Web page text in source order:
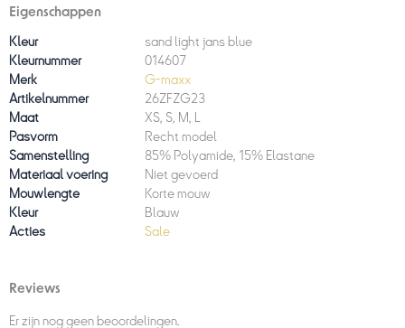
Eigenschappen
Kleur
sand light jans blue
Kleurnummer
014607
Merk
G-maxx
Artikelnummer
26ZFZG23
Maat
XS, S, M, L
Pasvorm
Recht model
Samenstelling
85% Polyamide, 15% Elastane
Materiaal voering
Niet gevoerd
Mouwlengte
Korte mouw
Kleur
Blauw
Acties
Sale
Reviews
Er zijn nog geen beoordelingen.